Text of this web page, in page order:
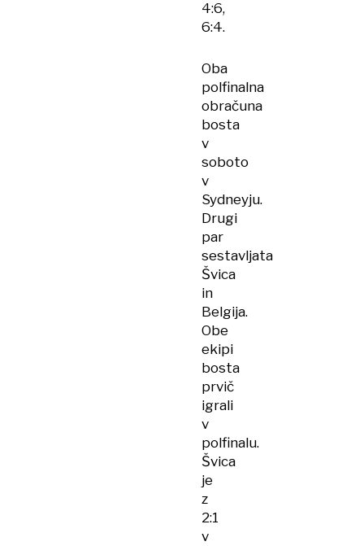
4:6,
6:4.
Oba
polfinalna
obračuna
bosta
v
soboto
v
Sydneyju.
Drugi
par
sestavljata
Švica
in
Belgija.
Obe
ekipi
bosta
prvič
igrali
v
polfinalu.
Švica
je
z
2:1
v